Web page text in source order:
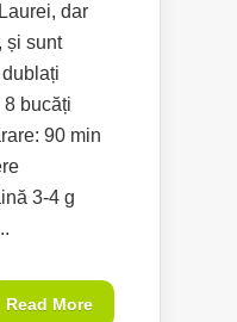
dar
și sunt
bucăți
90 min
3-4 g
Read More